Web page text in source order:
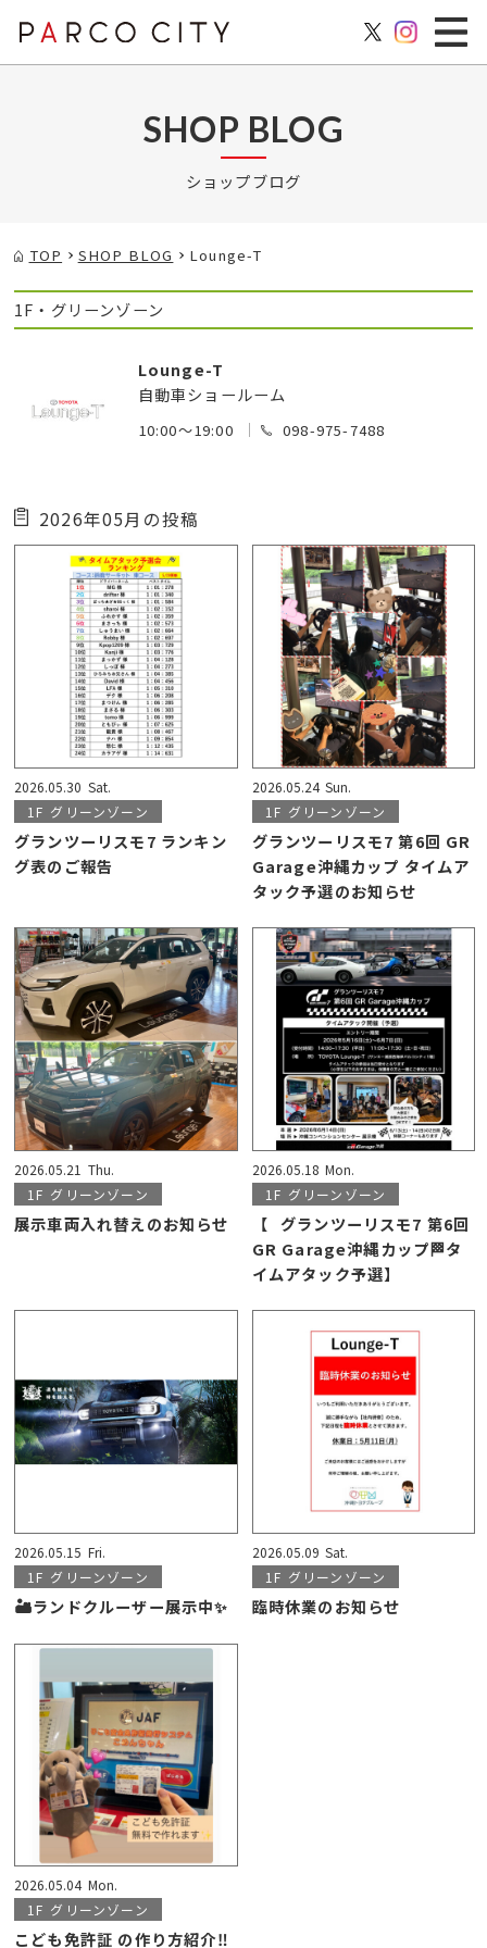
SHOP BLOG
ショップブログ
TOP SHOP BLOG Lounge-T
1F・グリーンゾーン
Lounge-T
自動車ショールーム
10:00～19:00 098-975-7488
2026年05月の投稿
2026.05.30 Sat.
1F グリーンゾーン
グランツーリスモ7 ランキン
グ表のご報告
2026.05.24 Sun.
1F グリーンゾーン
グランツーリスモ7 第6回 GR
Garage沖縄カップ タイムア
タック予選のお知らせ
2026.05.21 Thu.
1F グリーンゾーン
展示車両入れ替えのお知らせ
2026.05.18 Mon.
1F グリーンゾーン
【⠀グランツーリスモ7 第6回
GR Garage沖縄カップ🏁タ
イムアタック予選】
2026.05.15 Fri.
1F グリーンゾーン
🏜ランドクルーザー展示中✨️
2026.05.09 Sat.
1F グリーンゾーン
臨時休業のお知らせ
2026.05.04 Mon.
1F グリーンゾーン
こども免許証 の作り方紹介‼️